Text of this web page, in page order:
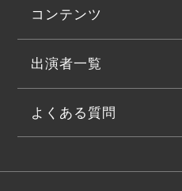
コンテンツ
出演者一覧
よくある質問